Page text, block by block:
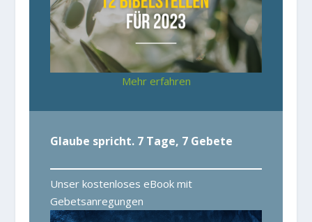
Mehr erfahren
Glaube spricht. 7 Tage, 7 Gebete
Unser kostenloses eBook mit
Gebetsanregungen